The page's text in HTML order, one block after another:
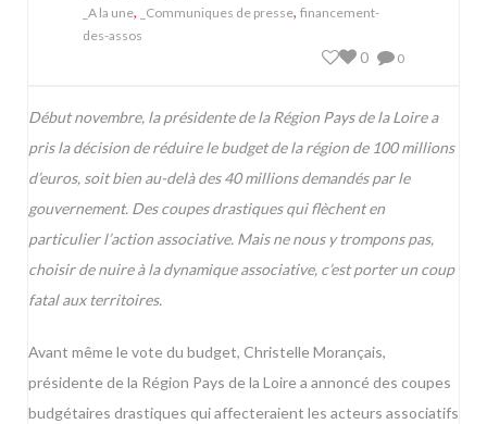
_A la une, _Communiques de presse, financement-
des-assos
0
0
Début novembre, la présidente de la Région Pays de la Loire a
pris la décision de réduire le budget de la région de 100 millions
d’euros, soit bien au-delà des 40 millions demandés par le
gouvernement. Des coupes drastiques qui flèchent en
particulier l’action associative. Mais ne nous y trompons pas,
choisir de nuire à la dynamique associative, c’est porter un coup
fatal aux territoires.
Avant même le vote du budget, Christelle Morançais,
présidente de la Région Pays de la Loire a annoncé des coupes
budgétaires drastiques qui affecteraient les acteurs associatifs